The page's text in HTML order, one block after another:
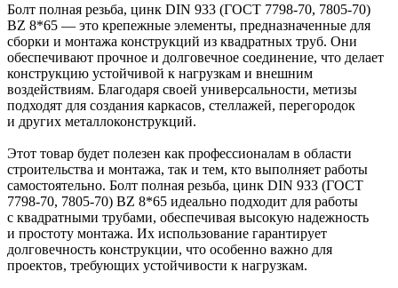
Болт полная резьба, цинк DIN 933 (ГОСТ 7798-70, 7805-70)
BZ 8*65 — это крепежные элементы, предназначенные для
сборки и монтажа конструкций из квадратных труб. Они
обеспечивают прочное и долговечное соединение, что делает
конструкцию устойчивой к нагрузкам и внешним
воздействиям. Благодаря своей универсальности, метизы
подходят для создания каркасов, стеллажей, перегородок
и других металлоконструкций.
Этот товар будет полезен как профессионалам в области
строительства и монтажа, так и тем, кто выполняет работы
самостоятельно. Болт полная резьба, цинк DIN 933 (ГОСТ
7798-70, 7805-70) BZ 8*65 идеально подходит для работы
с квадратными трубами, обеспечивая высокую надежность
и простоту монтажа. Их использование гарантирует
долговечность конструкции, что особенно важно для
проектов, требующих устойчивости к нагрузкам.